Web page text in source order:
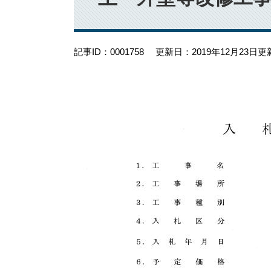
記事ID：0001758 更新日：2019年12月23日更